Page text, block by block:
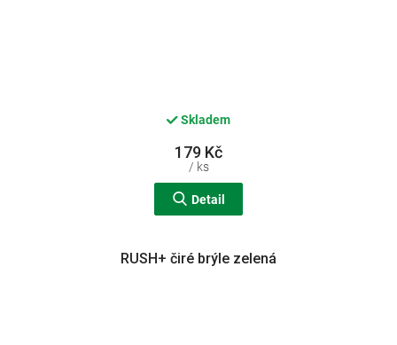
Skladem
179 Kč
/ ks
Detail
RUSH+ čiré brýle zelená